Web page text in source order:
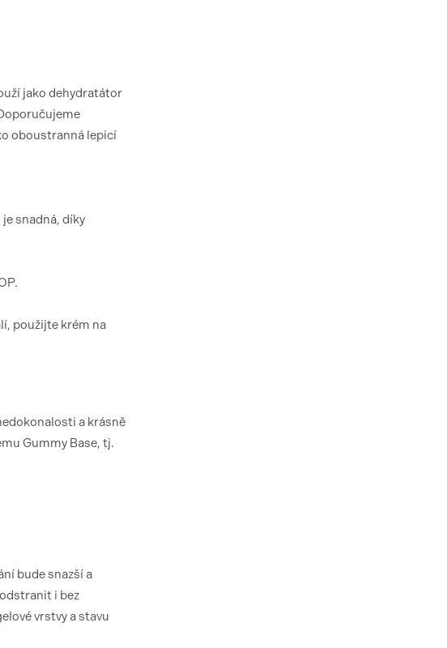
jako dehydratátor
oboustranná lepicí
snadná, díky
použijte krém na
a krásně
Gummy Base, tj.
bude snazší a
i bez
vrstvy a stavu